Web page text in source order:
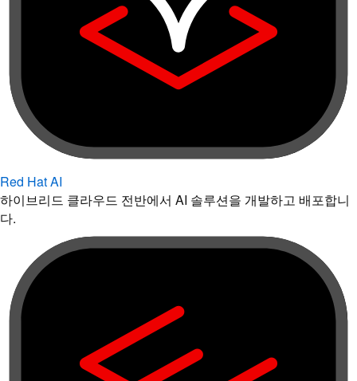
Red Hat AI
하이브리드 클라우드 전반에서 AI 솔루션을 개발하고 배포합니
다.